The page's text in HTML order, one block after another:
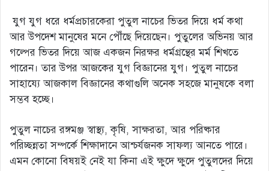
যুগ যুগ ধরে ধর্মপ্রচারকেরা পুতুল নাচের ভিতর দিয়ে ধর্ম কথা
আর উপদেশ মানুষের মনে পৌঁছে দিয়েছেন। পুতুলের অভিনয় আর
গল্পের ভিতর দিয়ে আজ একজন নিরক্ষর ধর্মগ্রন্থের মর্ম শিখতে
পারেন। তার উপর আজকের যুগ বিজ্ঞানের যুগ। পুতুল নাচের
সাহায্যে আজকাল বিজ্ঞানের কথাগুলি অনেক সহজে মানুষকে বলা
সম্ভব হচ্ছে।
পুতুল নাচের রঙ্গমঞ্জ স্বাস্থ্য, কৃষি, সাক্ষরতা, আর পরিষ্কার
পরিচ্ছন্নতা সম্পর্কে শিক্ষাদানে আশ্চর্যজনক সাফল্য আনতে পারে।
এমন কোনো বিষয়ই নেই যা কিনা এই ক্ষুদে ক্ষুদে পুতুলদের দিয়ে